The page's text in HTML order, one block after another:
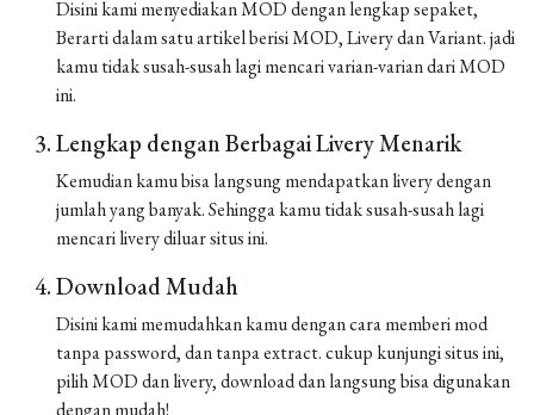
Disini kami menyediakan MOD dengan lengkap sepaket,
Berarti dalam satu artikel berisi MOD, Livery dan Variant. jadi
kamu tidak susah-susah lagi mencari varian-varian dari MOD
ini.
Lengkap dengan Berbagai Livery Menarik
Kemudian kamu bisa langsung mendapatkan livery dengan
jumlah yang banyak. Sehingga kamu tidak susah-susah lagi
mencari livery diluar situs ini.
Download Mudah
Disini kami memudahkan kamu dengan cara memberi mod
tanpa password, dan tanpa extract. cukup kunjungi situs ini,
pilih MOD dan livery, download dan langsung bisa digunakan
dengan mudah!